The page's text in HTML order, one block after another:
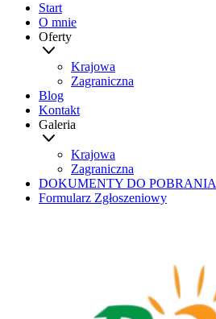
Start
O mnie
Oferty
Krajowa
Zagraniczna
Blog
Kontakt
Galeria
Krajowa
Zagraniczna
DOKUMENTY DO POBRANIA
Formularz Zgłoszeniowy